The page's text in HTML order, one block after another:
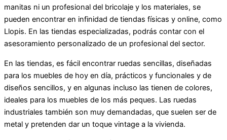
manitas ni un profesional del bricolaje y los materiales, se
pueden encontrar en infinidad de tiendas físicas y online, como
Llopis. En las tiendas especializadas, podrás contar con el
asesoramiento personalizado de un profesional del sector.
En las tiendas, es fácil encontrar ruedas sencillas, diseñadas
para los muebles de hoy en día, prácticos y funcionales y de
diseños sencillos, y en algunas incluso las tienen de colores,
ideales para los muebles de los más peques. Las ruedas
industriales también son muy demandadas, que suelen ser de
metal y pretenden dar un toque vintage a la vivienda.